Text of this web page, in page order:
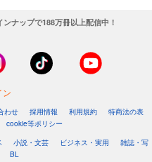
ナップで188万冊以上配信中！
ン
わせ 採用情報 利用規約
特商法の表
cookie等ポリシー
小説・文芸 ビジネス・実用
雑誌・写
BL